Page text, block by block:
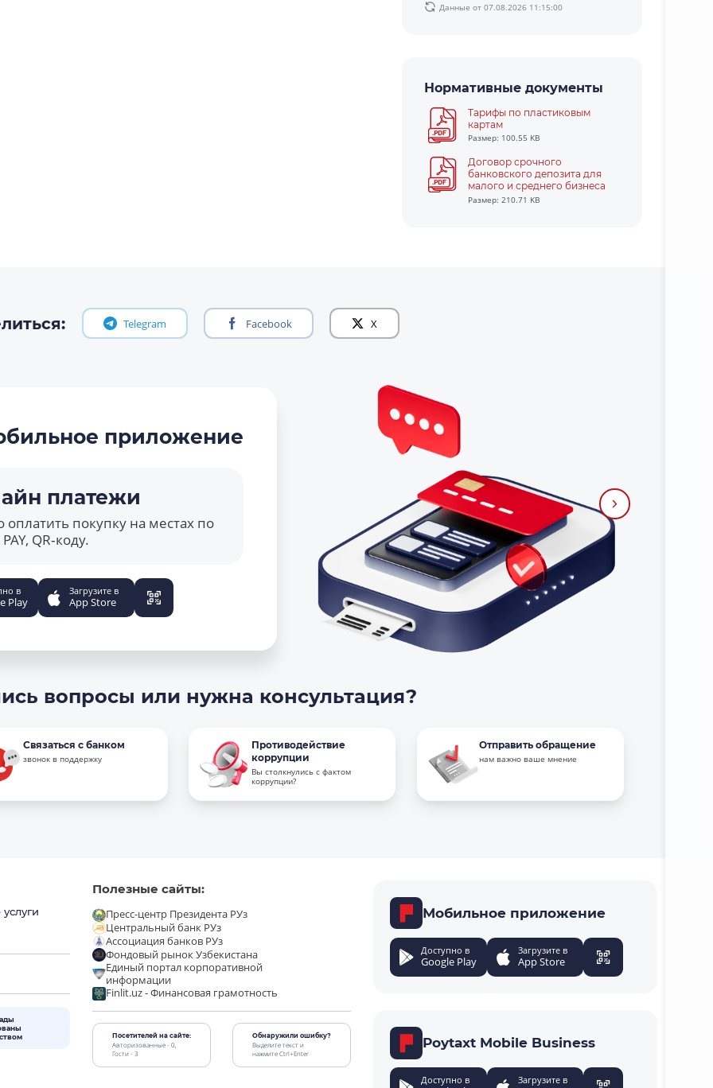
Данные от 07.08.2026 11:15:00
Нормативные документы
Тарифы по пластиковым
картам
Размер: 100.55 KB
Договор срочного
банковского депозита для
малого и среднего бизнеса
Размер: 210.71 KB
Telegram Facebook X
приложение
платежи
покупку на местах по
QR‑коду.
в
Play
Загрузите в
App Store
вопросы или нужна консультация?
Связаться с банком
звонок в поддержку
Противодействие
коррупции
Вы столкнулись с фактом
коррупции?
Отправить обращение
нам важно ваше мнение
Полезные сайты:
Пресс-центр Президента РУз
Центральный банк РУз
Ассоциация банков РУз
Фондовый рынок Узбекистана
Единый портал корпоративной
информации
Finlit.uz - Финансовая грамотность
Посетителей на сайте:
Авторизованные - 0,
Гости - 3
Обнаружили ошибку?
Выделите текст и
нажмите Ctrl+Enter
Мобильное приложение
Доступно в
Google Play
Загрузите в
App Store
Poytaxt Mobile Business
Доступно в Загрузите в